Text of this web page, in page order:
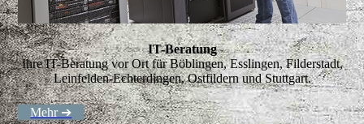
IT-Beratung
Ihre IT-Beratung vor Ort für Böblingen, Esslingen, Filderstadt,
Leinfelden-Echterdingen, Ostfildern und Stuttgart.
Mehr ➔